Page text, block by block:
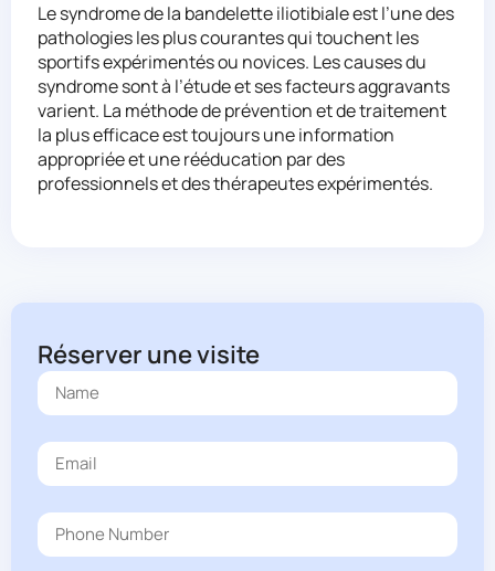
Le syndrome de la bandelette iliotibiale est l’une des
pathologies les plus courantes qui touchent les
sportifs expérimentés ou novices. Les causes du
syndrome sont à l’étude et ses facteurs aggravants
varient. La méthode de prévention et de traitement
la plus efficace est toujours une information
appropriée et une rééducation par des
professionnels et des thérapeutes expérimentés.
Réserver une visite